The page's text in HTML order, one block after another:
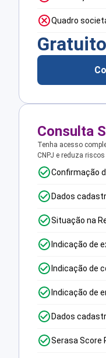
Quadro
Gratuito
Consulta
Tenha acesso
CNPJ e reduza
Confirmação
Dados
Situação na
Indicação de
Indicação de
Indicação de
Dados
Serasa Score